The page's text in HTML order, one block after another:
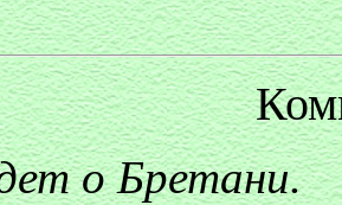
о Бретани.